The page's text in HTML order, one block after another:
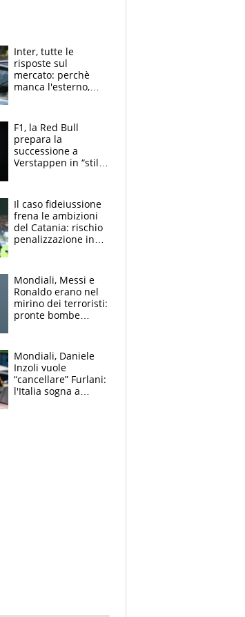
Inter, tutte le
risposte sul
mercato: perchè
manca l'esterno,
vero obiettivo di
Marotta
F1, la Red Bull
prepara la
successione a
Verstappen in “stile
attacco all’Italia
Il caso fideiussione
frena le ambizioni
del Catania: rischio
penalizzazione in
Mondiali, Messi e
Ronaldo erano nel
mirino dei terroristi:
pronte bombe
Mondiali, Daniele
Inzoli vuole
“cancellare” Furlani:
l'Italia sogna a